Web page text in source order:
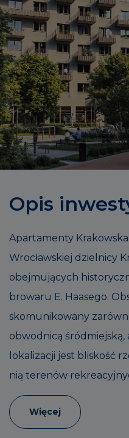
Opis
Apartamenty
Wrocławskiej dzielnicy
obejmujących
browaru E. Haasego.
skomunikowany
obwodnicą
lokalizacji jest bliskość
nią terenów
Więcej